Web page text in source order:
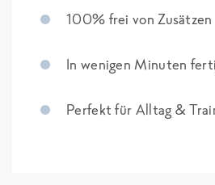
100% frei von Zusätzen
In wenigen Minuten
Perfekt für Alltag &